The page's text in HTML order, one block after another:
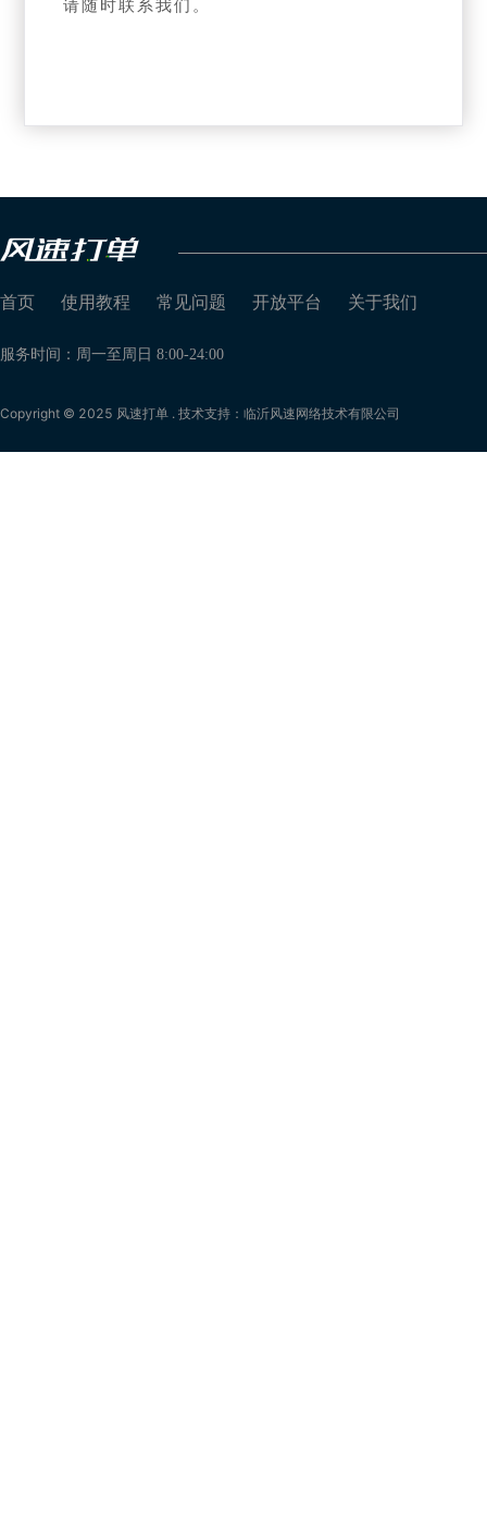
请随时联系我们。
首页 使用教程 常见问题 开放平台 关于我们
服务时间：周一至周日 8:00-24:00
Copyright © 2025 风速打单 . 技术支持：临沂风速网络技术有限公司